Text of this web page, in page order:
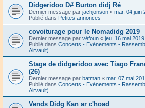
Didgeridoo D# Burton didj Ré
Dernier message par jachjonson « mar. 04 juin
Publié dans Petites annonces
covoiturage pour le Nomadidg 2019
Dernier message par véfoun « jeu. 16 mai
Publié dans Concerts - Evénements -
Airvault)
Stage de didgeridoo avec Tiago
(26)
Dernier message par batman « mar. 07 mai
Publié dans Concerts - Evénements -
Airvault)
Vends Didg Kan ar c'hoad